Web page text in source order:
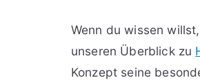
Wenn du wissen
unseren Überblick zu
Konzept seine